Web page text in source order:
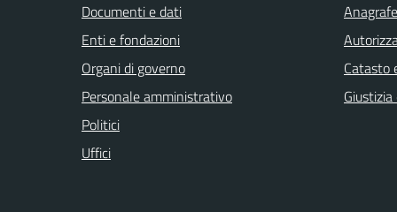
Documenti e dati
Enti e fondazioni
Organi di governo
Personale amministrativo
Politici
Uffici
Catasto